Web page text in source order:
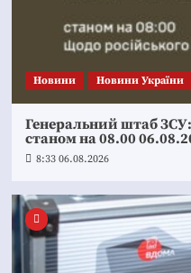
Новини Новини України
Генеральний штаб
станом на 08.00
8:33 06.08.2026